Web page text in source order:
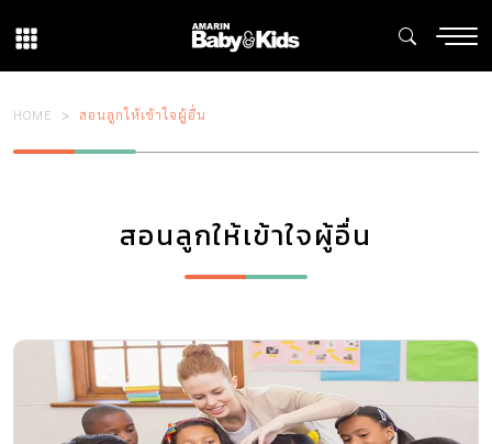
HOME สอนลูกให้เข้าใจผู้อื่น
สอนลูกให้เข้าใจผู้อื่น